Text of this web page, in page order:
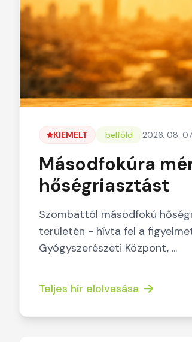
KIEMELT belföld 2026. 08.
Másodfokúra
hőségriasztást
Szombattól másodfokú
területén - hívta fel a
Gyógyszerészeti Központ, ...
Teljes hír elolvasása